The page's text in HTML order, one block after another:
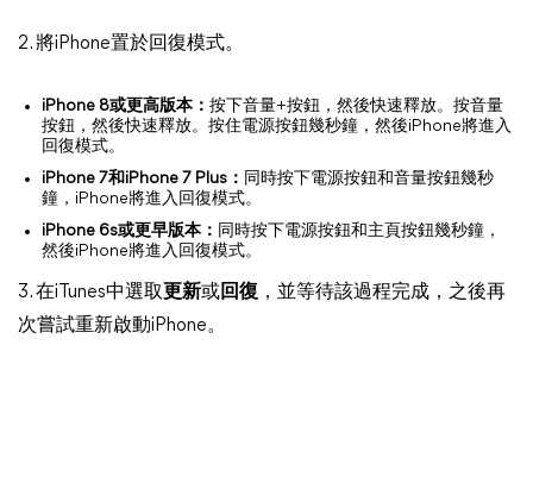
2. 將iPhone置於回復模式。
iPhone 8或更高版本： 按下音量+按鈕，然後快速釋放。按音量
按鈕，然後快速釋放。按住電源按鈕幾秒鐘，然後iPhone將進入
回復模式。
iPhone 7和iPhone 7 Plus： 同時按下電源按鈕和音量按鈕幾秒
鐘，iPhone將進入回復模式。
iPhone 6s或更早版本： 同時按下電源按鈕和主頁按鈕幾秒鐘，
然後iPhone將進入回復模式。
3. 在iTunes中選取 更新或回復 ，並等待該過程完成，之後再
次嘗試重新啟動iPhone。